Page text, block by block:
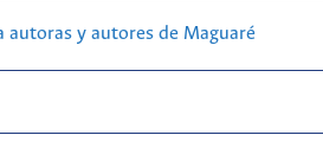
autoras y autores de Maguaré